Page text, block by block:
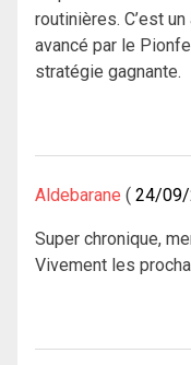
routinières. C’est
avancé par le
stratégie gagnante.
Aldebarane 24/09/
Super chronique,
Vivement les